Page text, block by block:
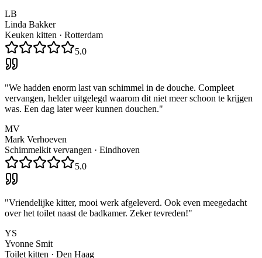
LB
Linda Bakker
Keuken kitten · Rotterdam
5.0
"We hadden enorm last van schimmel in de douche. Compleet
vervangen, helder uitgelegd waarom dit niet meer schoon te krijgen
was. Een dag later weer kunnen douchen."
MV
Mark Verhoeven
Schimmelkit vervangen · Eindhoven
5.0
"Vriendelijke kitter, mooi werk afgeleverd. Ook even meegedacht
over het toilet naast de badkamer. Zeker tevreden!"
YS
Yvonne Smit
Toilet kitten · Den Haag